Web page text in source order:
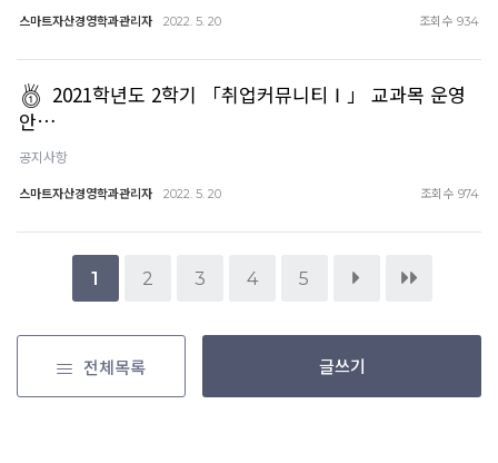
스마트자산경영학과관리자 2022. 5. 20 조회수 934
2021학년도 2학기 「취업커뮤니티Ⅰ」 교과목 운영
안…
공지사항
스마트자산경영학과관리자 2022. 5. 20 조회수 974
1 2 3 4 5
전체목록 글쓰기